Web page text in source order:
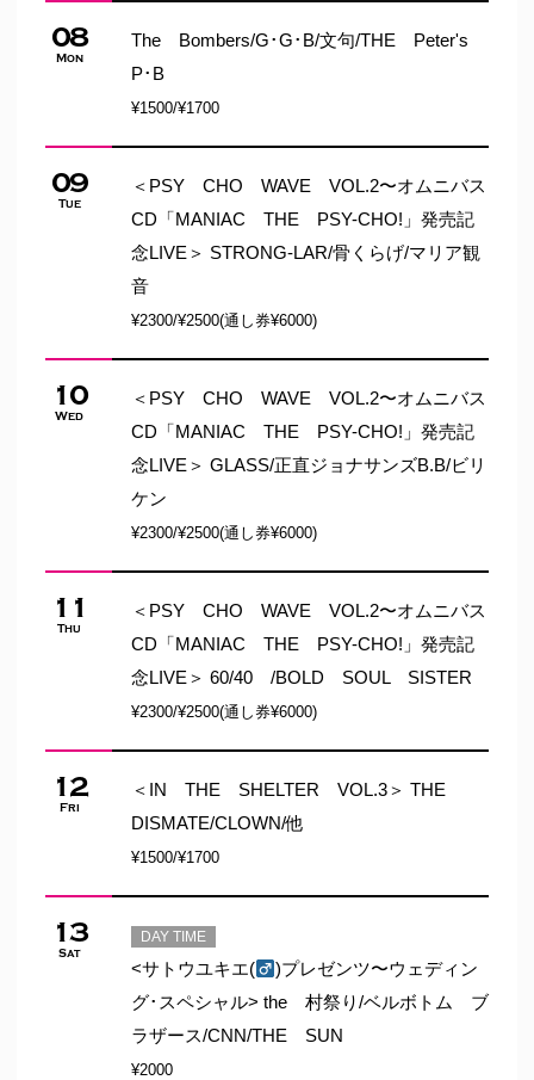
08
Mon
The Bombers/G･G･B/文句/THE Peter's
P･B
¥1500/¥1700
09
Tue
＜PSY CHO WAVE VOL.2〜オムニバス
CD「MANIAC THE PSY-CHO!」発売記
念LIVE＞ STRONG-LAR/骨くらげ/マリア観
音
¥2300/¥2500(通し券¥6000)
10
Wed
＜PSY CHO WAVE VOL.2〜オムニバス
CD「MANIAC THE PSY-CHO!」発売記
念LIVE＞ GLASS/正直ジョナサンズB.B/ビリ
ケン
¥2300/¥2500(通し券¥6000)
11
Thu
＜PSY CHO WAVE VOL.2〜オムニバス
CD「MANIAC THE PSY-CHO!」発売記
念LIVE＞ 60/40 /BOLD SOUL SISTER
¥2300/¥2500(通し券¥6000)
12
Fri
＜IN THE SHELTER VOL.3＞ THE
DISMATE/CLOWN/他
¥1500/¥1700
13
Sat
DAY TIME
<サトウユキエ(
)プレゼンツ〜ウェディン
グ･スペシャル> the 村祭り/ベルボトム ブ
ラザース/CNN/THE SUN
¥2000